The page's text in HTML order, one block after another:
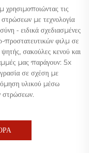
τις
με τεχνολογία
- ειδικά σχεδιασμένες
φιλμ σε
σακούλες κενού και
μας παράγουν: 5x
σε σχέση με
υλικού μέσω
στρώσεων.